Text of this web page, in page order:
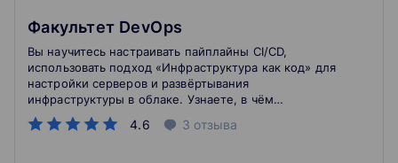
Факультет DevOps
4.6 3 отзыва
Вы научитесь настраивать пайплайны CI/CD,
использовать подход «Инфраструктура как код» для
настройки серверов и развёртывания
инфраструктуры в облаке. Узнаете, в чём
преимущество микросервисной архитектуры по
сравнению с традиционной. Сможете работать с